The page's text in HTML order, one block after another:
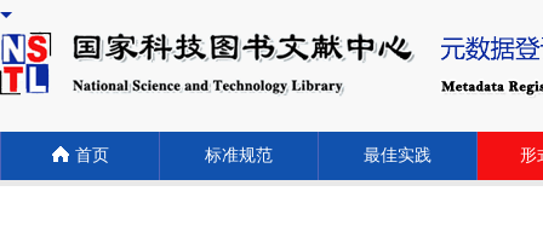
首页 标准规范 最佳实践 形